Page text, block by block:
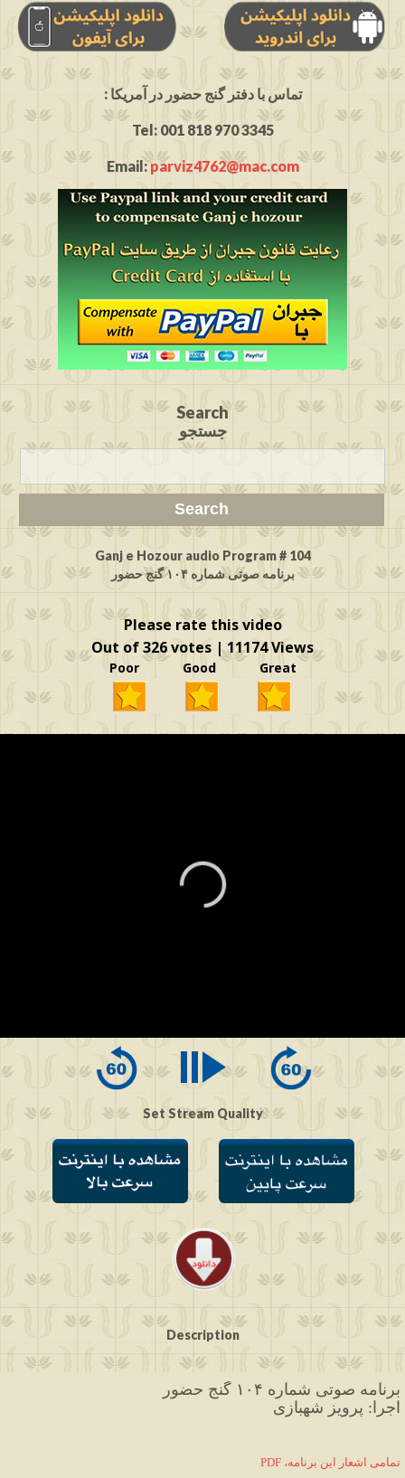
: تماس با دفتر گنج حضور در آمریکا
Tel: 001 818 970 3345
Email:parviz4762@mac.com
Search
جستجو
Ganj e Hozour audio Program # 104
برنامه صوتی شماره ۱۰۴ گنج حضور
Please rate this video
Out of 326 votes | 11174 Views
Poor Good Great
of
Set Stream Quality
Description
برنامه صوتی شماره ۱۰۴ گنج حضور
اجرا: پرویز شهبازی
PDF ،تمامی اشعار این برنامه